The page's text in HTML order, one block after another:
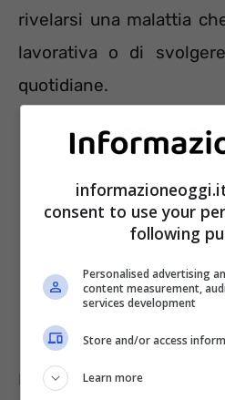
rivelarsi una malattia
lavorativa o di
quotidiane.
In più, non esiste una
consent to use your
following
Personalised advertising
content measurement,
services development
Store and/or access
Learn more